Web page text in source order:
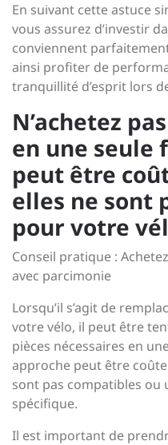
En suivant cette astuce
vous assurez d’investir
conviennent
ainsi profiter de
tranquillité d’esprit lors
N’achetez
en une seule
peut être
elles ne sont
pour votre
Conseil pratique :
avec parcimonie
Lorsqu’il s’agit de
votre vélo, il peut être
pièces nécessaires en
approche peut être
sont pas compatibles ou
spécifique.
Il est important de